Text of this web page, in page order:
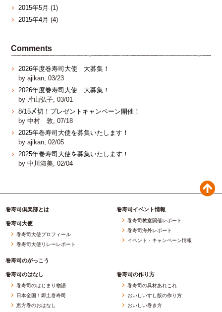
2015年5月 (1)
2015年4月 (4)
Comments
2026年度巻寿司大使 大募集！
by ajikan, 03/23
2026年度巻寿司大使 大募集！
by 片山弘子, 03/01
8/15〆切！プレゼントキャンペーン開催！
by 中村 敦, 07/18
2025年巻寿司大使を募集いたします！
by ajikan, 02/05
2025年巻寿司大使を募集いたします！
by 中川淑美, 02/04
巻寿司倶楽部とは
巻寿司大使
巻寿司大使プロフィール
巻寿司大使リレーレポート
巻寿司のがっこう
巻寿司イベント情報
巻寿司教室開催レポート
巻寿司海外レポート
イベント・キャンペーン情報
巻寿司のはなし
巻寿司のはじまり物語
日本全国！郷土巻寿司
恵方巻のおはなし
巻寿司の作り方
巻寿司の具材あれこれ
おいしいすし飯の作り方
おいしい巻き方